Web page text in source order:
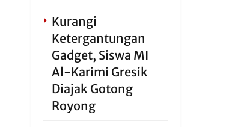
Kurangi
Ketergantungan
Gadget, Siswa MI
Al-Karimi Gresik
Diajak Gotong
Royong